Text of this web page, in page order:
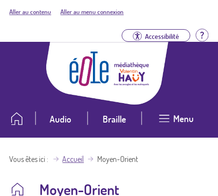
Aller au contenu Aller au menu connexion
Accessibilité
Audio Braille Menu
Vous êtes ici Accueil Moyen-Orient
Moyen-Orient